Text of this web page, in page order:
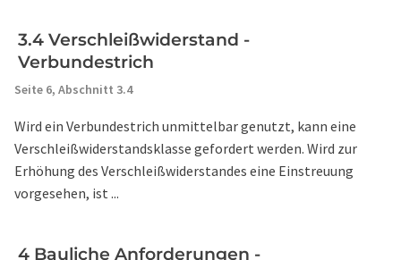
3.4 Verschleißwiderstand -
Verbundestrich
Seite 6, Abschnitt 3.4
Wird ein Verbundestrich unmittelbar genutzt, kann eine
Verschleißwiderstandsklasse gefordert werden. Wird zur
Erhöhung des Verschleißwiderstandes eine Einstreuung
vorgesehen, ist ...
4 Bauliche Anforderungen -